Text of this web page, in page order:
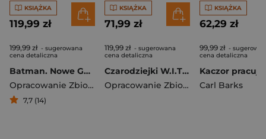
KSIĄŻKA
119,99 zł
199,99 zł - sugerowana
cena detaliczna
Batman. Nowe Gotham. Tom 1
Opracowanie Zbiorowe
7,7 (14)
KSIĄŻKA
71,99 zł
119,99 zł - sugerowana
cena detaliczna
Czarodziejki W.I.T.C.H. Księga 2
Opracowanie Zbiorowe
KSIĄŻKA
62,29 zł
99,99 zł -
cena detaliczna
Carl Barks